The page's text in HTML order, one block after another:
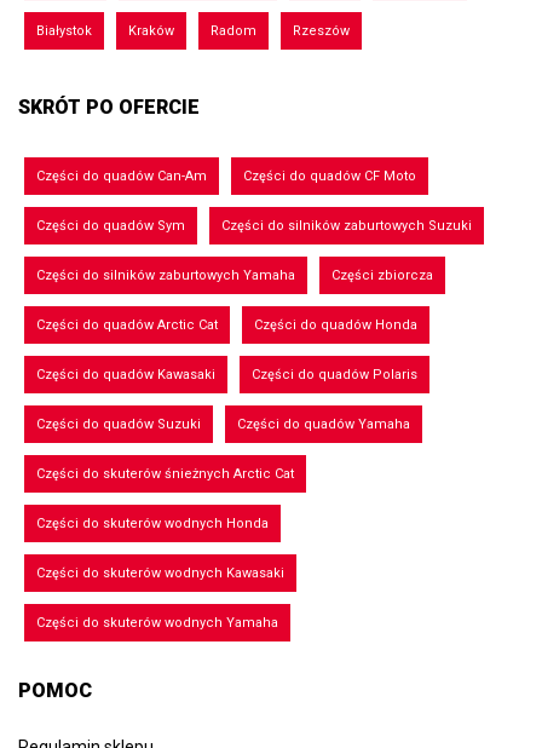
Białystok Kraków Radom Rzeszów
SKRÓT PO OFERCIE
Części do quadów Can-Am Części do quadów CF Moto
Części do quadów Sym Części do silników zaburtowych Suzuki
Części do silników zaburtowych Yamaha Części zbiorcza
Części do quadów Arctic Cat Części do quadów Honda
Części do quadów Kawasaki Części do quadów Polaris
Części do quadów Suzuki Części do quadów Yamaha
Części do skuterów śnieżnych Arctic Cat
Części do skuterów wodnych Honda
Części do skuterów wodnych Kawasaki
Części do skuterów wodnych Yamaha
POMOC